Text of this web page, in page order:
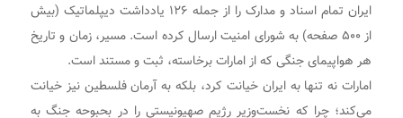
ایران تمام اسناد و مدارک را از جمله ۱۲۶ یادداشت دیپلماتیک (بیش
از ۵۰۰ صفحه) به شورای امنیت ارسال کرده است. مسیر، زمان و تاریخ
هر هواپیمای جنگی که از امارات برخاسته، ثبت و مستند است.
امارات نه تنها به ایران خیانت کرد، بلکه به آرمان فلسطین نیز خیانت
می‌کند؛ چرا که نخست‌وزیر رژیم صهیونیستی را در بحبوحه جنگ به